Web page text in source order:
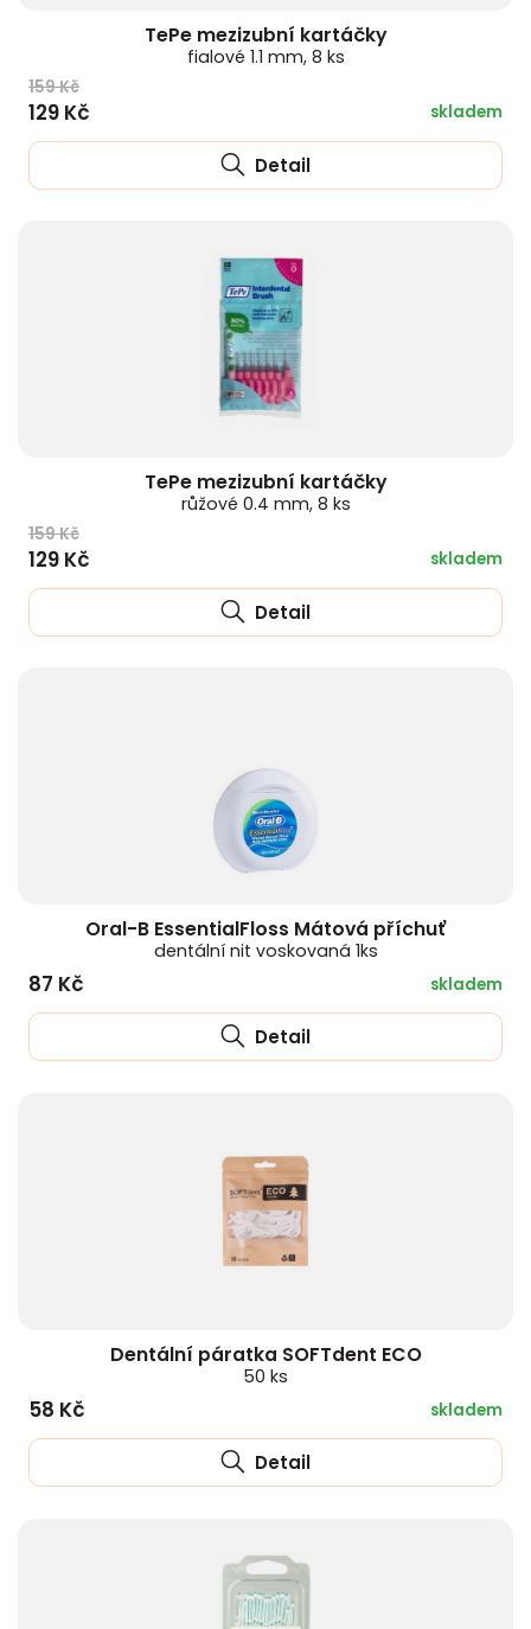
TePe mezizubní kartáčky
fialové 1.1 mm, 8 ks
159 Kč
129 Kč skladem
Detail
TePe mezizubní kartáčky
růžové 0.4 mm, 8 ks
159 Kč
129 Kč skladem
Detail
Oral-B EssentialFloss Mátová příchuť
dentální nit voskovaná 1ks
87 Kč skladem
Detail
Dentální páratka SOFTdent ECO
50 ks
58 Kč skladem
Detail